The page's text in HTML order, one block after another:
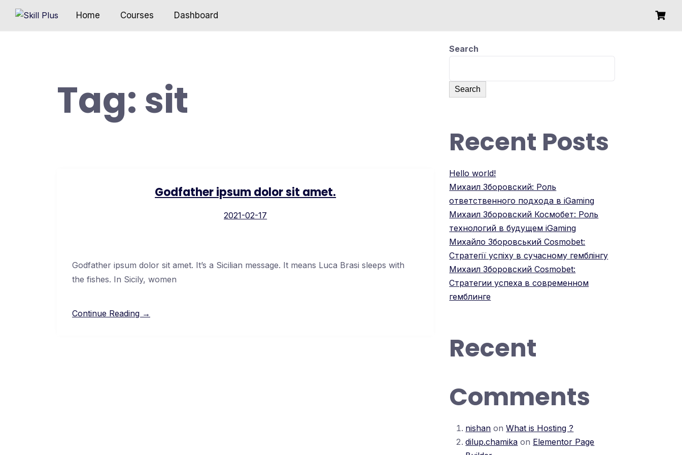
Home Courses Dashboard
Tag:sit
Godfather ipsum dolor sit amet.
2021-02-17
Godfather ipsum dolor sit amet. It’s a Sicilian message. It means Luca Brasi sleeps with
the fishes. In Sicily, women
Continue Reading →
Search
Search
Recent Posts
Hello world!
Михаил Зборовский: Роль
ответственного подхода в iGaming
Михаил Зборовский Космобет: Роль
технологий в будущем iGaming
Михайло Зборовський Cosmobet:
Стратегії успіху в сучасному гемблінгу
Михаил Зборовский Cosmobet:
Стратегии успеха в современном
гемблинге
Recent
Comments
nishan onWhat is Hosting ?
dilup.chamika on Elementor Page